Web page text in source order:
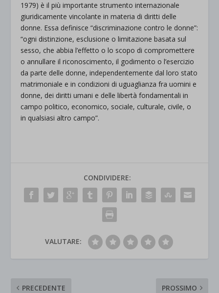
1979) è il più importante strumento internazionale
giuridicamente vincolante in materia di diritti delle
donne. Essa definisce “discriminazione contro le donne”:
“ogni distinzione, esclusione o limitazione basata sul
sesso, che abbia l’effetto o lo scopo di compromettere
o annullare il riconoscimento, il godimento o l’esercizio
da parte delle donne, independentemente dal loro stato
matrimoniale e in condizioni di uguaglianza fra uomini e
donne, dei diritti umani e delle libertà fondamentali in
campo politico, economico, sociale, culturale, civile, o
in qualsiasi altro campo”.
CONDIVIDERE:
VALUTARE:
PRECEDENTE PROSSIMO